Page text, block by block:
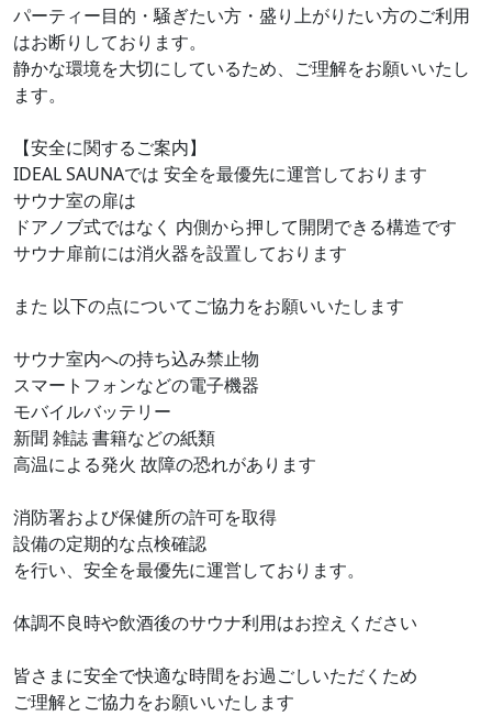
パーティー目的・騒ぎたい方・盛り上がりたい方のご利用
はお断りしております。
静かな環境を大切にしているため、ご理解をお願いいたし
ます。
【安全に関するご案内】
IDEAL SAUNAでは 安全を最優先に運営しております
サウナ室の扉は
ドアノブ式ではなく 内側から押して開閉できる構造です
サウナ扉前には消火器を設置しております
また 以下の点についてご協力をお願いいたします
サウナ室内への持ち込み禁止物
スマートフォンなどの電子機器
モバイルバッテリー
新聞 雑誌 書籍などの紙類
高温による発火 故障の恐れがあります
消防署および保健所の許可を取得
設備の定期的な点検確認
を行い、安全を最優先に運営しております。
体調不良時や飲酒後のサウナ利用はお控えください
皆さまに安全で快適な時間をお過ごしいただくため
ご理解とご協力をお願いいたします